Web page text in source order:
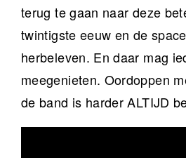
terug te gaan naar deze
twintigste eeuw en de
herbeleven. En daar mag
meegenieten. Oordoppen
de band is harder ALTIJD